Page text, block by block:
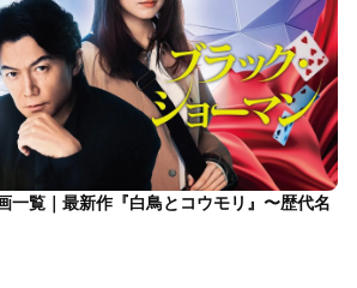
一覧｜最新作『白鳥とコウモリ』〜歴代名